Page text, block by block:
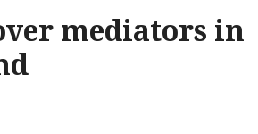
mediators in